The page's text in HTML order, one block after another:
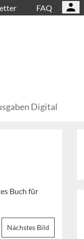
FAQ
Digital
Buch für
Nächstes Bild